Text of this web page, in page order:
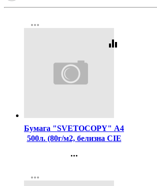
more_horiz
equalizer
Бумага "SVETOCOPY" А4
500л. (80г/м2, белизна CIE
(Ст.5)
...
Регистрация
more_horiz